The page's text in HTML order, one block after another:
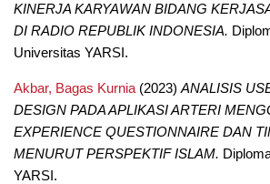
KINERJA KARYAWAN BIDANG
DI RADIO REPUBLIK INDONESIA.
Universitas YARSI.
Akbar, Bagas Kurnia(2023) ANALISIS
DESIGN PADA APLIKASI ARTERI
EXPERIENCE QUESTIONNAIRE DAN
MENURUT PERSPEKTIF ISLAM.
YARSI.